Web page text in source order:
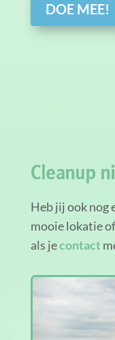
DOE MEE!
Cleanup
Heb jij ook nog
mooie lokatie
als jecontact